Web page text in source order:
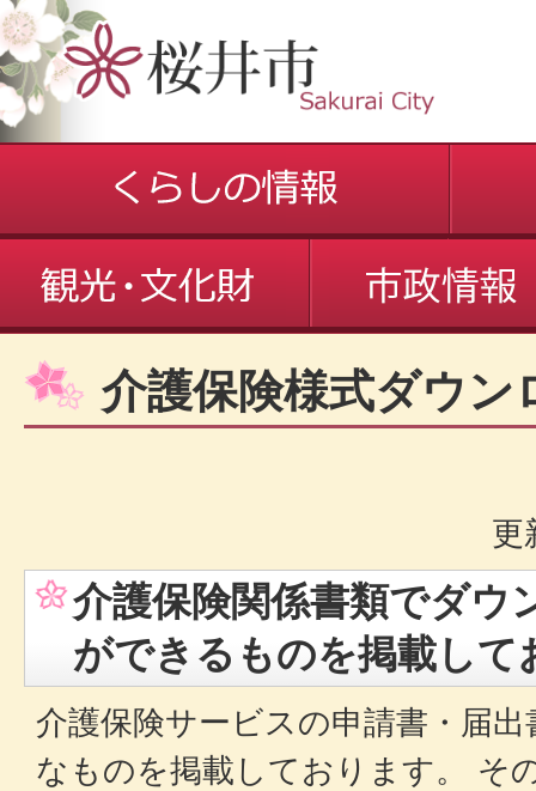
介護保険様式ダウン
更
介護保険関係書類でダウ
ができるものを掲載して
介護保険サービスの申請書・届
なものを掲載しております。 そ